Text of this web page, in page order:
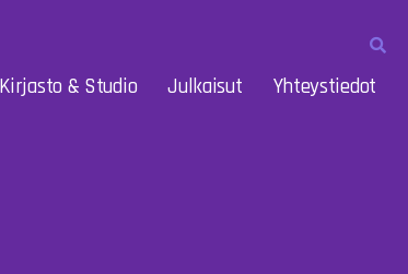
Kirjasto & Studio Julkaisut Yhteystiedot